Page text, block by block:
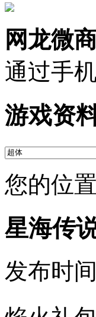
网龙微
通过手
游戏资
您的位置
星海传
发布时